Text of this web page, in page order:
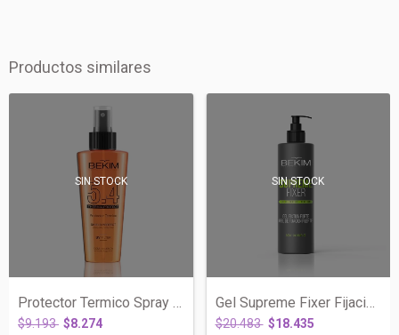
Productos similares
SIN STOCK
$9.193 $8.274
SIN STOCK
$20.483 $18.435